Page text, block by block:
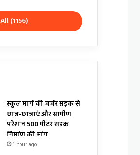
All (1156)
स्कूल मार्ग की जर्जर सड़क से
छात्र-छात्राएं और ग्रामीण
परेशान 500 मीटर सड़क
निर्माण की मांग
1 hour ago